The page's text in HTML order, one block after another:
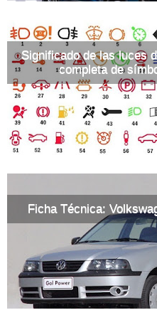
Significado de las luces
completa de
Ficha Técnica: